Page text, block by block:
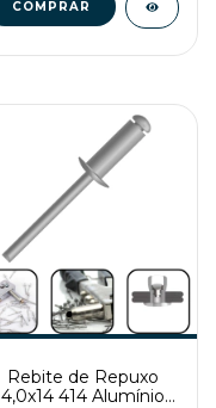
Rebite de Repuxo
4,0x14 414 Alumínio